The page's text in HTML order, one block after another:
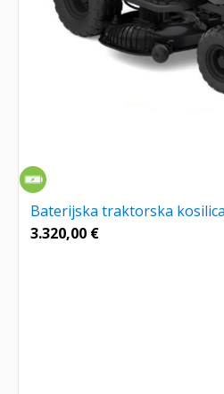
Baterijska traktorska
3.320,00 €